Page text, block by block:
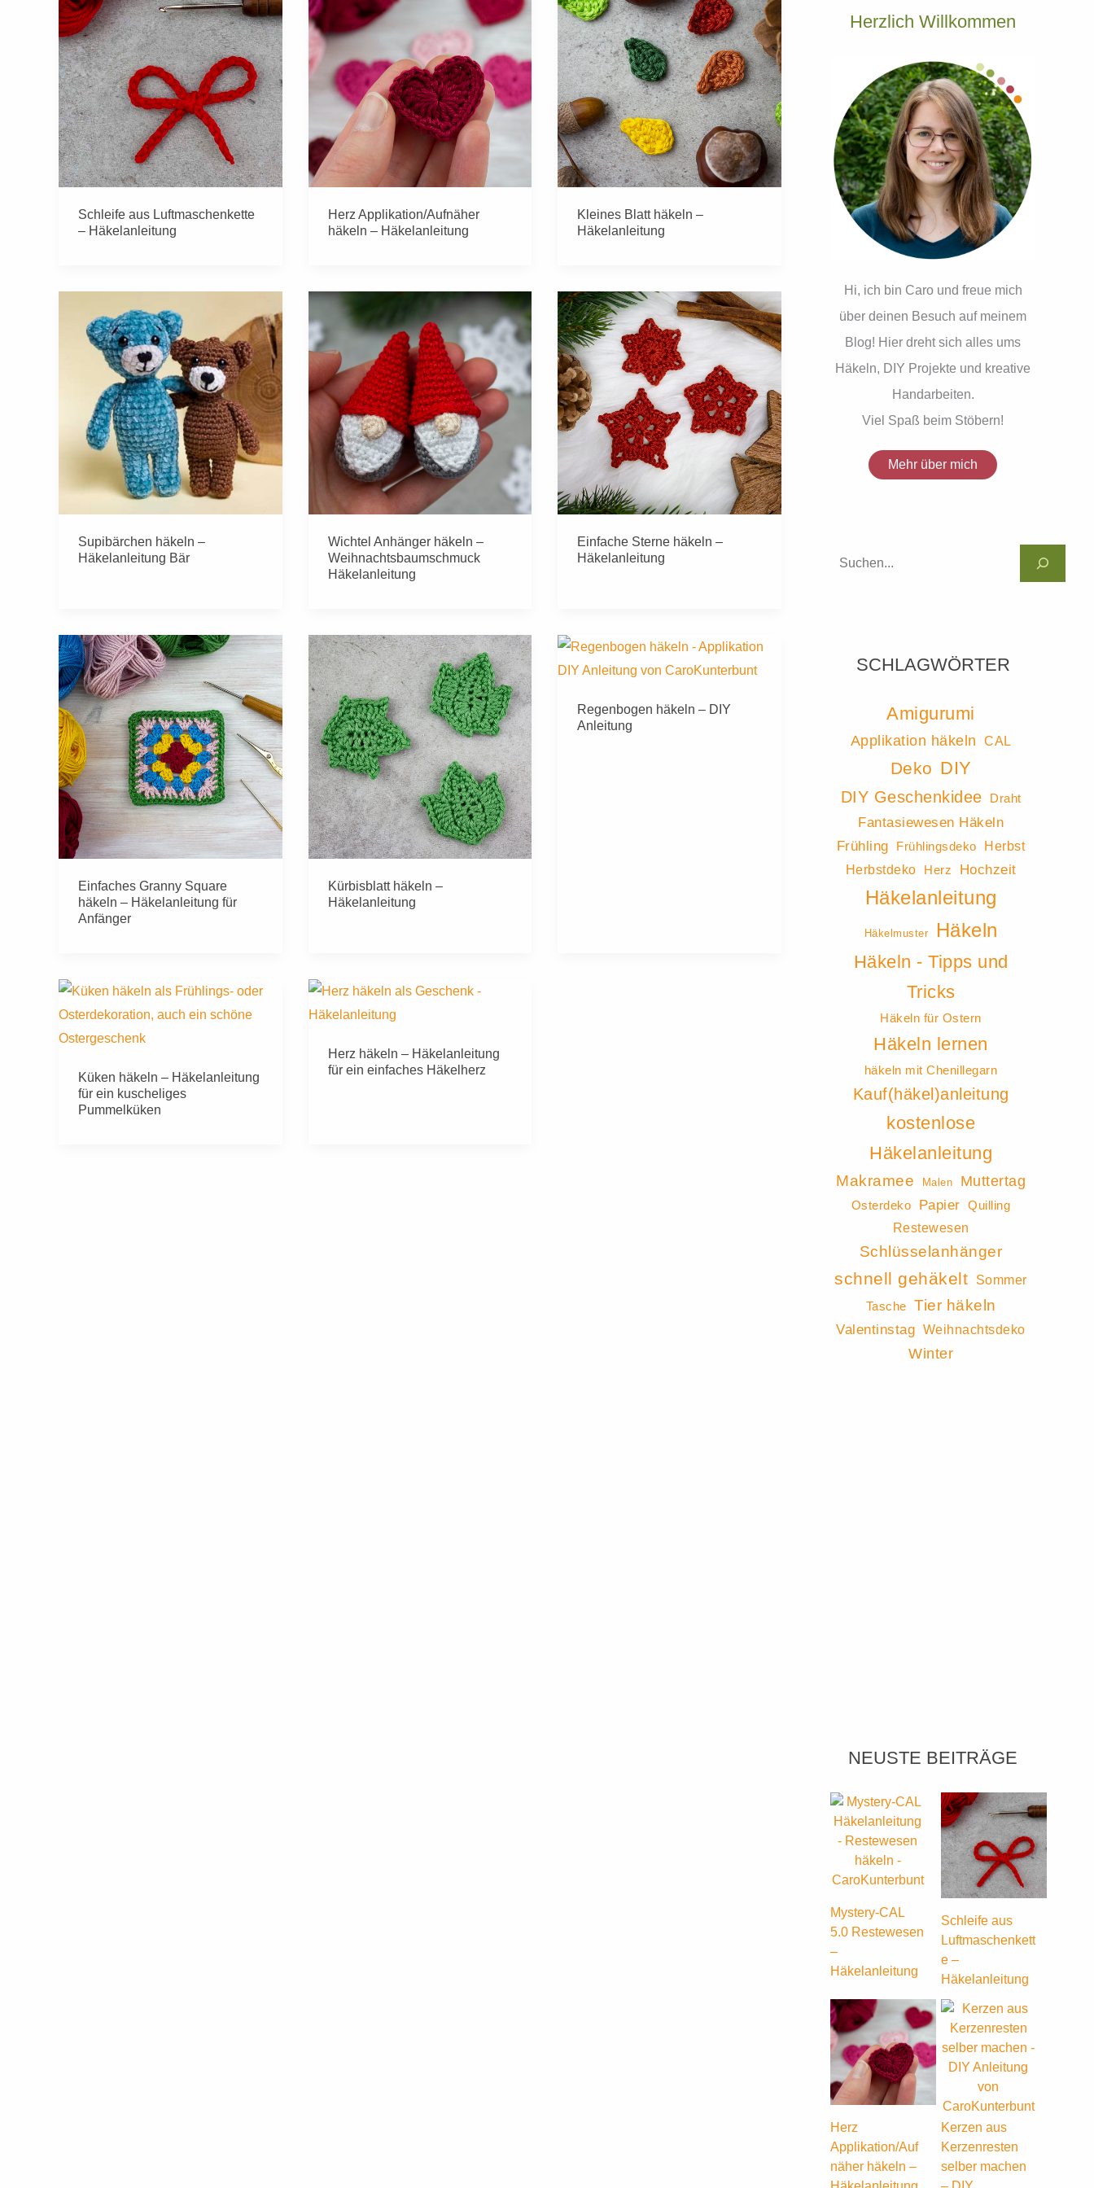
Schleife aus Luftmaschenkette
– Häkelanleitung
Herz Applikation/Aufnäher
häkeln – Häkelanleitung
Kleines Blatt häkeln –
Häkelanleitung
Supibärchen häkeln –
Häkelanleitung Bär
Wichtel Anhänger häkeln –
Weihnachtsbaumschmuck
Häkelanleitung
Einfache Sterne häkeln –
Häkelanleitung
Einfaches Granny Square
häkeln – Häkelanleitung für
Anfänger
Kürbisblatt häkeln –
Häkelanleitung
Regenbogen häkeln – DIY
Anleitung
Küken häkeln – Häkelanleitung
für ein kuscheliges
Pummelküken
Herz häkeln – Häkelanleitung
für ein einfaches Häkelherz
Herzlich Willkommen
Hi, ich bin Caro und freue mich
über deinen Besuch auf meinem
Blog! Hier dreht sich alles ums
Häkeln, DIY Projekte und kreative
Handarbeiten.
Viel Spaß beim Stöbern!
Mehr über mich
SCHLAGWÖRTER
Amigurumi
Applikation häkeln CAL
Deko DIY
DIY Geschenkidee Draht
Fantasiewesen Häkeln
Frühling
Frühlingsdeko
Herbst
Herbstdeko
Herz Hochzeit
Häkelanleitung
Häkelmuster Häkeln
Häkeln - Tipps und
Tricks
Häkeln für Ostern
Häkeln lernen
häkeln mit Chenillegarn
Kauf(häkel)anleitung
kostenlose
Häkelanleitung
Makramee Malen Muttertag
Osterdeko Papier Quilling
Restewesen
Schlüsselanhänger
schnell gehäkelt Sommer
Tasche Tier häkeln
Valentinstag Weihnachtsdeko
Winter
NEUSTE BEITRÄGE
Mystery-CAL
5.0 Restewesen
–
Häkelanleitung
Schleife aus
Luftmaschenkett
e –
Häkelanleitung
Herz
Applikation/Auf
näher häkeln –
Kerzen aus
Kerzenresten
selber machen